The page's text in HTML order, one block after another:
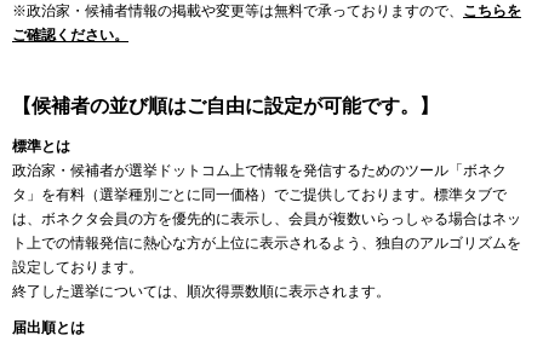
※政治家・候補者情報の掲載や変更等は無料で承っておりますので、 こちらを
ご確認ください。
【候補者の並び順はご自由に設定が可能です。】
標準とは
政治家・候補者が選挙ドットコム上で情報を発信するためのツール「ボネク
タ」を有料（選挙種別ごとに同一価格）でご提供しております。標準タブで
は、ボネクタ会員の方を優先的に表示し、会員が複数いらっしゃる場合はネッ
ト上での情報発信に熱心な方が上位に表示されるよう、独自のアルゴリズムを
設定しております。
終了した選挙については、順次得票数順に表示されます。
届出順とは